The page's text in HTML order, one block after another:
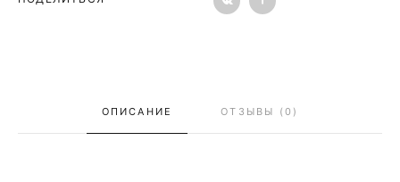
ОПИСАНИЕ ОТЗЫВЫ (0)